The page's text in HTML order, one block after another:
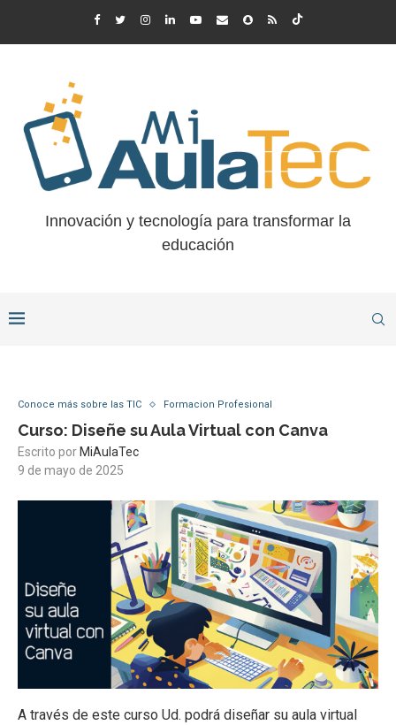
Innovación y tecnología para transformar la
educación
Conoce más sobre las TIC Formacion Profesional
Curso: Diseñe su Aula Virtual con Canva
Escrito por MiAulaTec
9 de mayo de 2025
A través de este curso Ud. podrá diseñar su aula virtual